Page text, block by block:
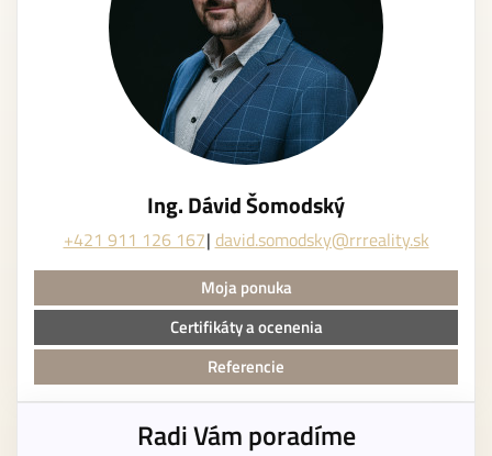
Ing. Dávid Šomodský
+421 911 126 167 david.somodsky@rrreality.sk
Moja ponuka
Certifikáty a ocenenia
Referencie
Radi Vám poradíme